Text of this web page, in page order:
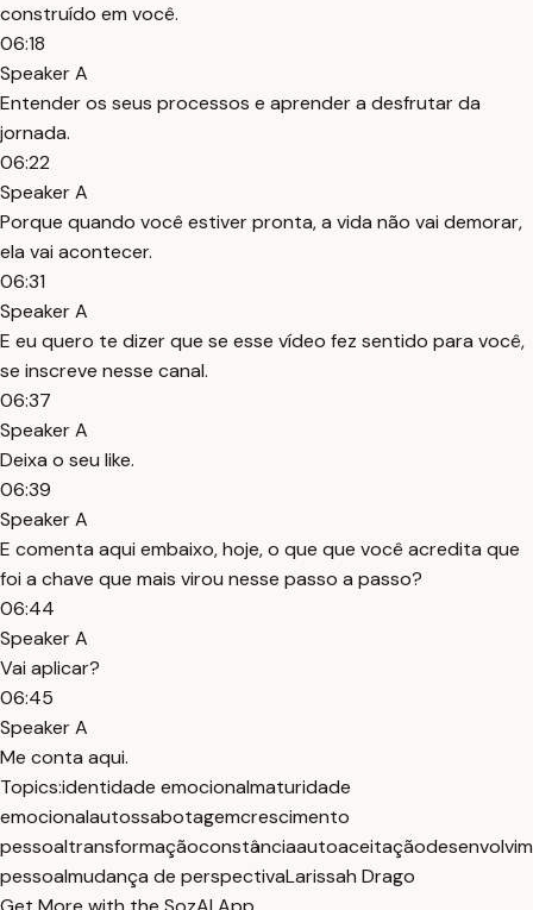
construído em você.
06:18
Speaker A
Entender os seus processos e aprender a desfrutar da
jornada.
06:22
Speaker A
Porque quando você estiver pronta, a vida não vai demorar,
ela vai acontecer.
06:31
Speaker A
E eu quero te dizer que se esse vídeo fez sentido para você,
se inscreve nesse canal.
06:37
Speaker A
Deixa o seu like.
06:39
Speaker A
E comenta aqui embaixo, hoje, o que que você acredita que
foi a chave que mais virou nesse passo a passo?
06:44
Speaker A
Vai aplicar?
06:45
Speaker A
Me conta aqui.
Topics:identidade emocionalmaturidade
emocionalautossabotagemcrescimento
pessoaltransformaçãoconstânciaautoaceitação
pessoalmudança de perspectivaLarissah Drago